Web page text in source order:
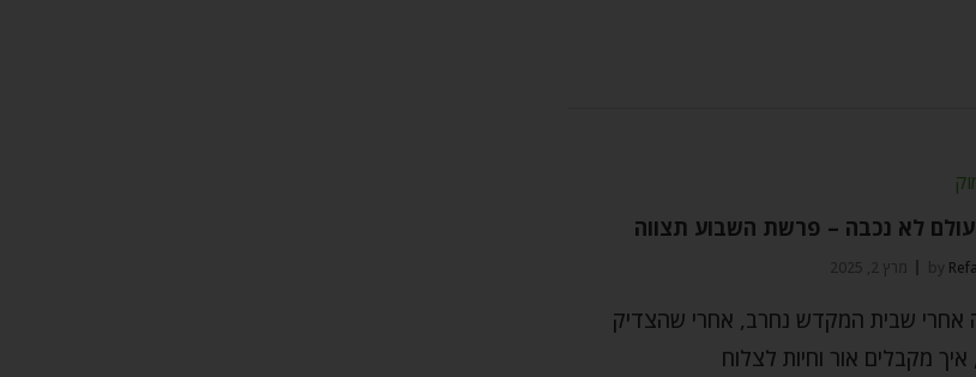
לא נכבה – פרשת השבוע תצווה
by מרץ 2, 2025
אחרי שבית המקדש נחרב, אחרי שהצדיק
מקבלים אור וחיות לצלוח